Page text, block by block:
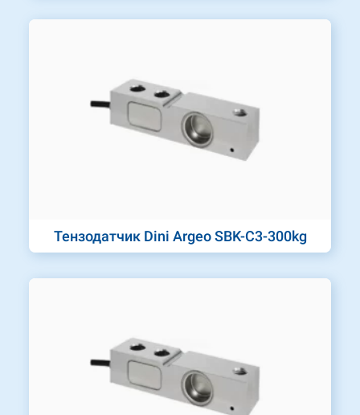
Тензодатчик Dini Argeo SBK-C3-300kg